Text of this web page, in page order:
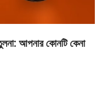
আপনার কোনটি কেনা